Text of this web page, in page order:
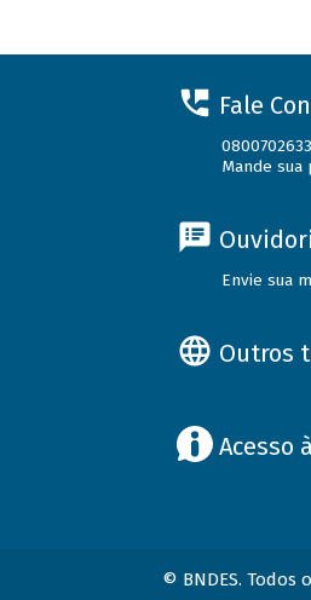
Fale
Mande sua
Envie sua
Outros
Acesso
© BNDES. Todos